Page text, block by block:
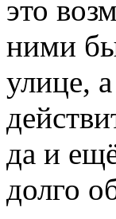
это
ними
улице,
да и
долго